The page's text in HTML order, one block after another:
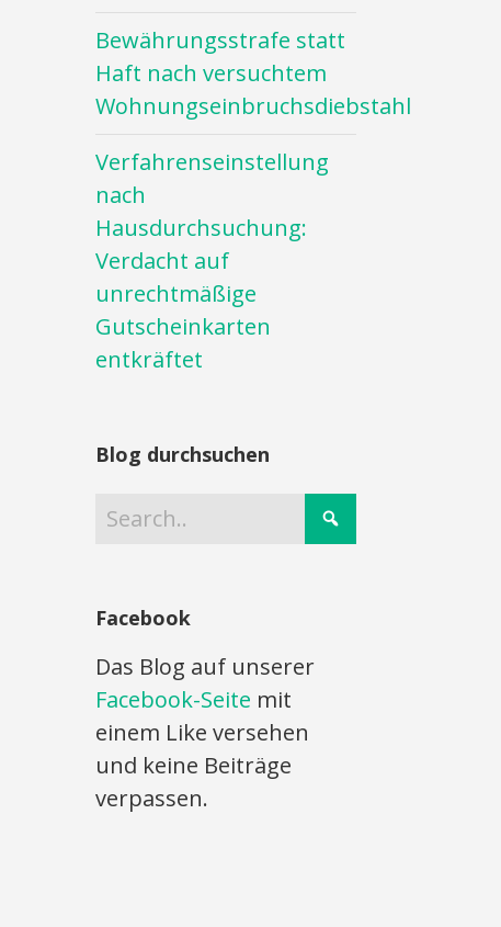
Bewährungsstrafe statt
Haft nach versuchtem
Wohnungseinbruchsdiebstahl
Verfahrenseinstellung
nach
Hausdurchsuchung:
Verdacht auf
unrechtmäßige
Gutscheinkarten
entkräftet
Blog durchsuchen
Facebook
Das Blog auf unserer
Facebook-Seite mit
einem Like versehen
und keine Beiträge
verpassen.